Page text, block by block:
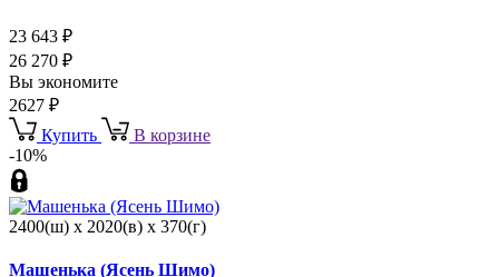
23 643 ₽
26 270 ₽
Вы экономите
2627 ₽
Купить
В корзине
-10%
2400(ш) x 2020(в) x 370(г)
Машенька (Ясень Шимо)